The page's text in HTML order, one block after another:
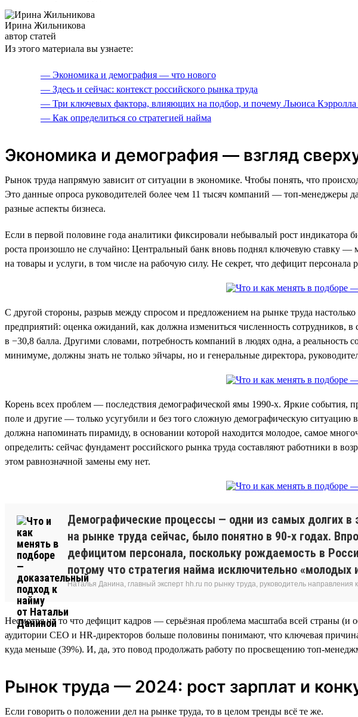
Ирина Жильникова
автор статей
Из этого материала вы узнаете:
— Экономика и демография — что нового
— Здесь и сейчас: контекст российского рынка труда
— Три ключевых фактора, влияющих на подбор, и почему Льюиса Кэрролла
— Как определиться со стратегией найма
Экономика и демография — взгляд
Рынок труда напрямую зависит от ситуации в экономике. Чтобы понять, что
Это данные опроса руководителей более чем 11 тысяч компаний — топ-
разные аспекты бизнеса.
Если в первой половине года аналитики фиксировали небывалый рост индикатора
роста произошло не случайно: Центральный банк вновь поднял ключевую ставку
на товары и услуги, в том числе на рабочую силу. Не секрет, что дефицит
С другой стороны, разрыв между спросом и предложением на рынке труда
предприятий: оценка ожиданий, как должна измениться численность сотрудников,
в −30,8 балла. Другими словами, потребность компаний в людях одна, а реальность
минимуме, должны знать не только эйчары, но и генеральные директора,
Корень всех проблем — последствия демографической ямы 1990-х. Яркие события,
поле и другие — только усугубили и без того сложную демографическую ситуацию в
должна напоминать пирамиду, в основании которой находится молодое, самое
определить: сейчас фундамент российского рынка труда составляют работники в
этом равнозначной замены ему нет.
Демографические процессы — одни из самых долгих в
на рынке труда сейчас, было понятно в 90-х годах.
дефицитом персонала, поскольку рождаемость в
потому что стратегия найма исключительно «молодых
Наталья Данина, главный эксперт hh.ru по рынку труда, руководитель направления
Несмотря на то что дефицит кадров — серьёзная проблема масштаба всей страны (и
аудитории СЕО и HR-директоров больше половины понимают, что ключевая причина
куда меньше (39%). И, да, это повод продолжать работу по просвещению топ-
Рынок труда — 2024: рост зарплат и
Если говорить о положении дел на рынке труда, то в целом тренды всё те же.